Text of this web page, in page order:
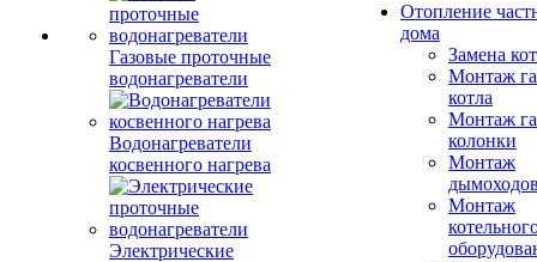
Газовые проточные
водонагреватели
Водонагреватели
косвенного нагрева
Электрические
Отопление
дома
Замена
Монтаж
котла
Монтаж
колонки
Монтаж
Монтаж